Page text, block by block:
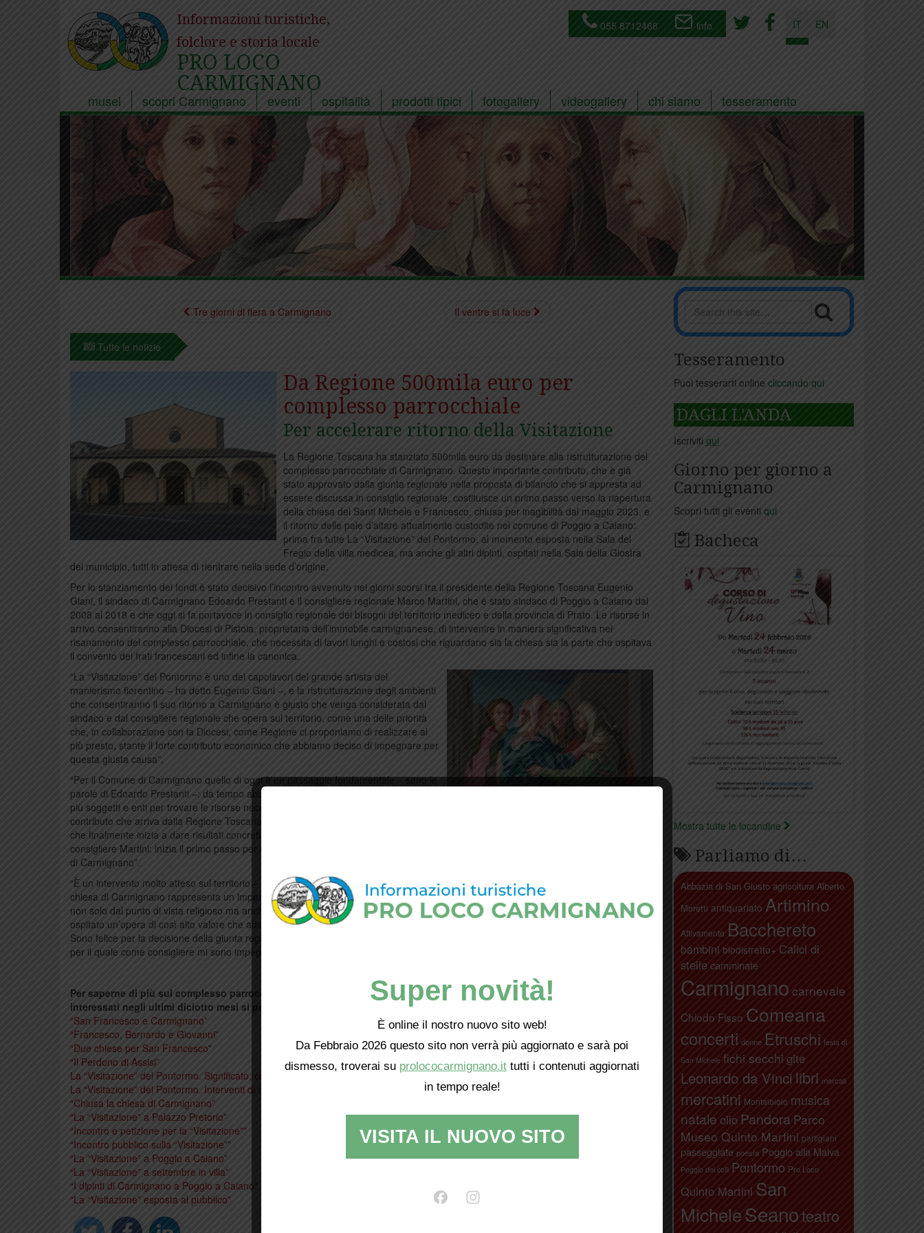
Informazioni turistiche,
folclore e storia locale
PRO LOCO
CARMIGNANO
055 8712468 info IT EN
musei scopri Carmignano eventi ospitalità prodotti tipici fotogallery videogallery chi siamo tesseramento
Tre giorni di fiera a Carmignano Il ventre si fa luce
Tutte le notizie
Da Regione 500mila euro per
complesso parrocchiale
Per accelerare ritorno della Visitazione
La Regione Toscana ha stanziato 500mila euro da destinare alla ristrutturazione del
complesso parrocchiale di Carmignano. Questo importante contributo, che è già
stato approvato dalla giunta regionale nella proposta di bilancio che si appresta ad
essere discussa in consiglio regionale, costituisce un primo passo verso la riapertura
della chiesa dei Santi Michele e Francesco, chiusa per inagibilità dal maggio 2023, e
il ritorno delle pale d’altare attualmente custodite nel comune di Poggio a Caiano:
prima fra tutte La “Visitazione” del Pontormo, al momento esposta nella Sala del
Fregio della villa medicea, ma anche gli altri dipinti, ospitati nella Sala della Giostra
del municipio, tutti in attesa di rientrare nella sede d’origine.
Per lo stanziamento dei fondi è stato decisivo l’incontro avvenuto nei giorni scorsi tra il presidente della Regione Toscana Eugenio
Giani, il sindaco di Carmignano Edoardo Prestanti e il consigliere regionale Marco Martini, che è stato sindaco di Poggio a Caiano dal
2008 al 2018 e che oggi si fa portavoce in consiglio regionale dei bisogni del territorio mediceo e della provincia di Prato. Le risorse in
arrivo consentiranno alla Diocesi di Pistoia, proprietaria dell’immobile carmignanese, di intervenire in maniera significativa nel
risanamento del complesso parrocchiale, che necessita di lavori lunghi e costosi che riguardano sia la chiesa sia la parte che ospitava
il convento dei frati francescani ed infine la canonica.
“La “Visitazione” del Pontormo è uno dei capolavori del grande artista del
manierismo fiorentino – ha detto Eugenio Giani –, e la ristrutturazione degli ambienti
che consentiranno il suo ritorno a Carmignano è giusto che venga considerata dal
sindaco e dal consigliere regionale che opera sul territorio, come una delle priorità
che, in collaborazione con la Diocesi, come Regione ci proponiamo di realizzare al
più presto, stante il forte contributo economico che abbiamo deciso di impegnare per
questa giusta causa”.
“Per il Comune di Carmignano quello di oggi è un passaggio fondamentale – sono le
parole di Edoardo Prestanti –; da tempo abbiamo lavorato per il coinvolgimento di
più soggetti e enti per trovare le risorse necessarie al restauro della chiesa. Il
contributo che arriva dalla Regione Toscana è il coronamento del nostro impegno
che finalmente inizia a dare risultati concreti. Ringrazio il presidente Giani e il
consigliere Martini: inizia il primo passo per riportare a casa la “Visitazione”, il cuore
di Carmignano”.
“È un intervento molto atteso sul territorio – ha aggiunto Marco Martini –, perché la
chiesa di Carmignano rappresenta un importante riferimento per l’intera comunità,
non solo dal punto di vista religioso ma anche artistico, avendo questa struttura
ospitato un’opera di così alto valore che adesso finalmente potrà tornare fra noi.
Sono felice per la decisione della giunta regionale che rende possibile un intervento
per il quale come consigliere mi sono impegnato”.
Per saperne di più sul complesso parrocchiale di Carmignano, sulla “Visitazione” del Pontormo e sulle vicende che li hanno
interessati negli ultimi diciotto mesi si possono leggere:
“San Francesco e Carmignano”
“Francesco, Bernardo e Giovanni”
“Due chiese per San Francesco”
“Il Perdono di Assisi”
La “Visitazione” del Pontormo. Significato, committenza, cronologia, origine ed interpretazione
La “Visitazione” del Pontormo. Interventi di restauro ed esposizioni
“Chiusa la chiesa di Carmignano”
“La “Visitazione” a Palazzo Pretorio”
“Incontro e petizione per la “Visitazione””
“Incontro pubblico sulla “Visitazione””
“La “Visitazione” a Poggio a Caiano”
“La “Visitazione” a settembre in villa”
“I dipinti di Carmignano a Poggio a Caiano”
“La “Visitazione” esposta al pubblico”
Tesseramento
Puoi tesserarti online cliccando qui
DAGLI L'ANDA
Iscriviti qui
Giorno per giorno a
Carmignano
Scopri tutti gli eventi qui
Bacheca
Mostra tutte le locandine
Parliamo di…
Abbazia di San Giusto agricoltura Alberto
Moretti antiquariato Artimino
Attivamente Bacchereto
bambini biodistretto+ Calici di
stelle camminate
Carmignano carnevale
Chiodo Fisso Comeana
concerti donne Etruschi festa di
San Michele fichi secchi gite
Leonardo da Vinci libri mercati
mercatini Montalbiolo musica
natale olio Pandora Parco
Museo Quinto Martini partigiani
passeggiate poesia Poggio alla Malva
Poggio dei colli Pontormo Pro Loco
Quinto Martini San
MicheleSeanoteatro
Super novità!
È online il nostro nuovo sito web!
Da Febbraio 2026 questo sito non verrà più aggiornato e sarà poi
dismesso, troverai su prolococarmignano.it tutti i contenuti aggiornati
in tempo reale!
VISITA IL NUOVO SITO